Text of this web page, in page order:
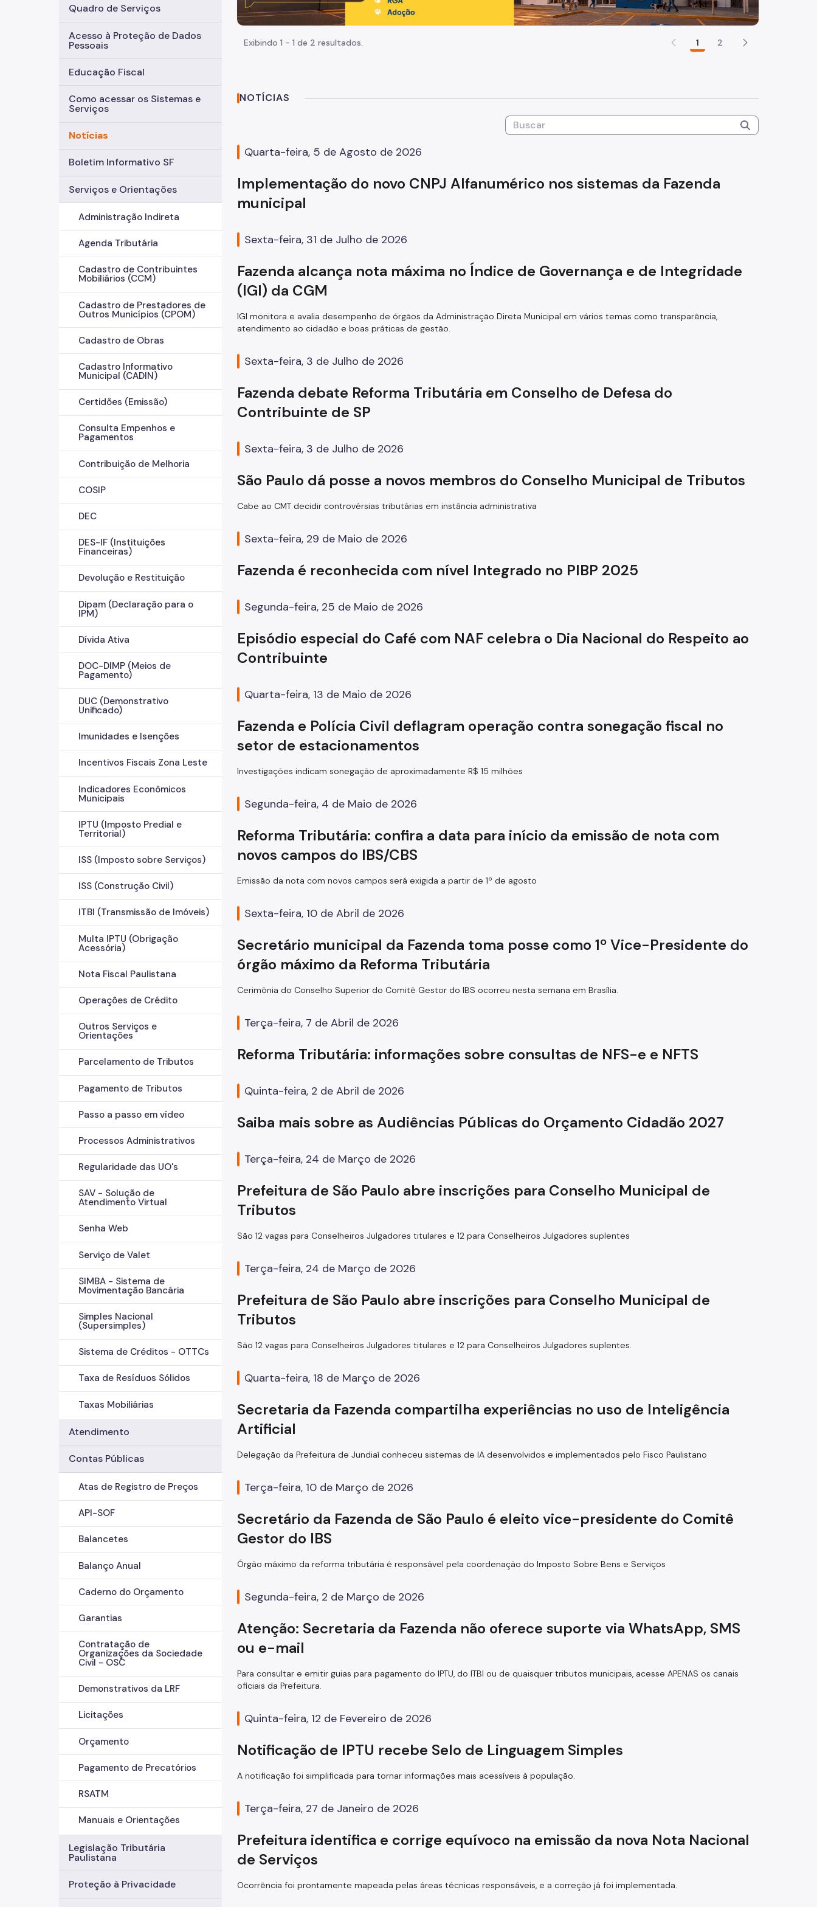
Quadro de Serviços
Acesso à Proteção de Dados
Pessoais
Educação Fiscal
Como acessar os Sistemas e
Serviços
Notícias
Boletim Informativo SF
Serviços e Orientações
Administração Indireta
Agenda Tributária
Cadastro de Contribuintes
Mobiliários (CCM)
Cadastro de Prestadores de
Outros Municípios (CPOM)
Cadastro de Obras
Cadastro Informativo
Municipal (CADIN)
Certidões (Emissão)
Consulta Empenhos e
Pagamentos
Contribuição de Melhoria
COSIP
DEC
DES-IF (Instituições
Financeiras)
Devolução e Restituição
Dipam (Declaração para o
IPM)
Dívida Ativa
DOC-DIMP (Meios de
Pagamento)
DUC (Demonstrativo
Unificado)
Imunidades e Isenções
Incentivos Fiscais Zona Leste
Indicadores Econômicos
Municipais
IPTU (Imposto Predial e
Territorial)
ISS (Imposto sobre Serviços)
ISS (Construção Civil)
ITBI (Transmissão de Imóveis)
Multa IPTU (Obrigação
Acessória)
Nota Fiscal Paulistana
Operações de Crédito
Outros Serviços e
Orientações
Parcelamento de Tributos
Pagamento de Tributos
Passo a passo em vídeo
Processos Administrativos
Regularidade das UO's
SAV - Solução de
Atendimento Virtual
Senha Web
Serviço de Valet
SIMBA - Sistema de
Movimentação Bancária
Simples Nacional
(Supersimples)
Sistema de Créditos - OTTCs
Taxa de Resíduos Sólidos
Taxas Mobiliárias
Atendimento
Contas Públicas
Atas de Registro de Preços
API-SOF
Balancetes
Balanço Anual
Caderno do Orçamento
Garantias
Contratação de
Organizações da Sociedade
Civil - OSC
Demonstrativos da LRF
Licitações
Orçamento
Pagamento de Precatórios
RSATM
Manuais e Orientações
Legislação Tributária
Paulistana
Proteção à Privacidade
Exibindo 1 - 1 de 2 resultados. 1 2
NOTÍCIAS
Quarta-feira, 5 de Agosto de 2026
Implementação do novo CNPJ Alfanumérico nos sistemas da Fazenda
municipal
Sexta-feira, 31 de Julho de 2026
Fazenda alcança nota máxima no Índice de Governança e de Integridade
(IGI) da CGM
IGI monitora e avalia desempenho de órgãos da Administração Direta Municipal em vários temas como transparência,
atendimento ao cidadão e boas práticas de gestão.
Sexta-feira, 3 de Julho de 2026
Fazenda debate Reforma Tributária em Conselho de Defesa do
Contribuinte de SP
Sexta-feira, 3 de Julho de 2026
São Paulo dá posse a novos membros do Conselho Municipal de Tributos
Cabe ao CMT decidir controvérsias tributárias em instância administrativa
Sexta-feira, 29 de Maio de 2026
Fazenda é reconhecida com nível Integrado no PIBP 2025
Segunda-feira, 25 de Maio de 2026
Episódio especial do Café com NAF celebra o Dia Nacional do Respeito ao
Contribuinte
Quarta-feira, 13 de Maio de 2026
Fazenda e Polícia Civil deflagram operação contra sonegação fiscal no
setor de estacionamentos
Investigações indicam sonegação de aproximadamente R$ 15 milhões
Segunda-feira, 4 de Maio de 2026
Reforma Tributária: confira a data para início da emissão de nota com
novos campos do IBS/CBS
Emissão da nota com novos campos será exigida a partir de 1º de agosto
Sexta-feira, 10 de Abril de 2026
Secretário municipal da Fazenda toma posse como 1º Vice-Presidente do
órgão máximo da Reforma Tributária
Cerimônia do Conselho Superior do Comitê Gestor do IBS ocorreu nesta semana em Brasília.
Terça-feira, 7 de Abril de 2026
Reforma Tributária: informações sobre consultas de NFS-e e NFTS
Quinta-feira, 2 de Abril de 2026
Saiba mais sobre as Audiências Públicas do Orçamento Cidadão 2027
Terça-feira, 24 de Março de 2026
Prefeitura de São Paulo abre inscrições para Conselho Municipal de
Tributos
São 12 vagas para Conselheiros Julgadores titulares e 12 para Conselheiros Julgadores suplentes
Terça-feira, 24 de Março de 2026
Prefeitura de São Paulo abre inscrições para Conselho Municipal de
Tributos
São 12 vagas para Conselheiros Julgadores titulares e 12 para Conselheiros Julgadores suplentes.
Quarta-feira, 18 de Março de 2026
Secretaria da Fazenda compartilha experiências no uso de Inteligência
Artificial
Delegação da Prefeitura de Jundiaí conheceu sistemas de IA desenvolvidos e implementados pelo Fisco Paulistano
Terça-feira, 10 de Março de 2026
Secretário da Fazenda de São Paulo é eleito vice-presidente do Comitê
Gestor do IBS
Órgão máximo da reforma tributária é responsável pela coordenação do Imposto Sobre Bens e Serviços
Segunda-feira, 2 de Março de 2026
Atenção: Secretaria da Fazenda não oferece suporte via WhatsApp, SMS
ou e-mail
Para consultar e emitir guias para pagamento do IPTU, do ITBI ou de quaisquer tributos municipais, acesse APENAS os canais
oficiais da Prefeitura.
Quinta-feira, 12 de Fevereiro de 2026
Notificação de IPTU recebe Selo de Linguagem Simples
A notificação foi simplificada para tornar informações mais acessíveis à população.
Terça-feira, 27 de Janeiro de 2026
Prefeitura identifica e corrige equívoco na emissão da nova Nota Nacional
de Serviços
Ocorrência foi prontamente mapeada pelas áreas técnicas responsáveis, e a correção já foi implementada.